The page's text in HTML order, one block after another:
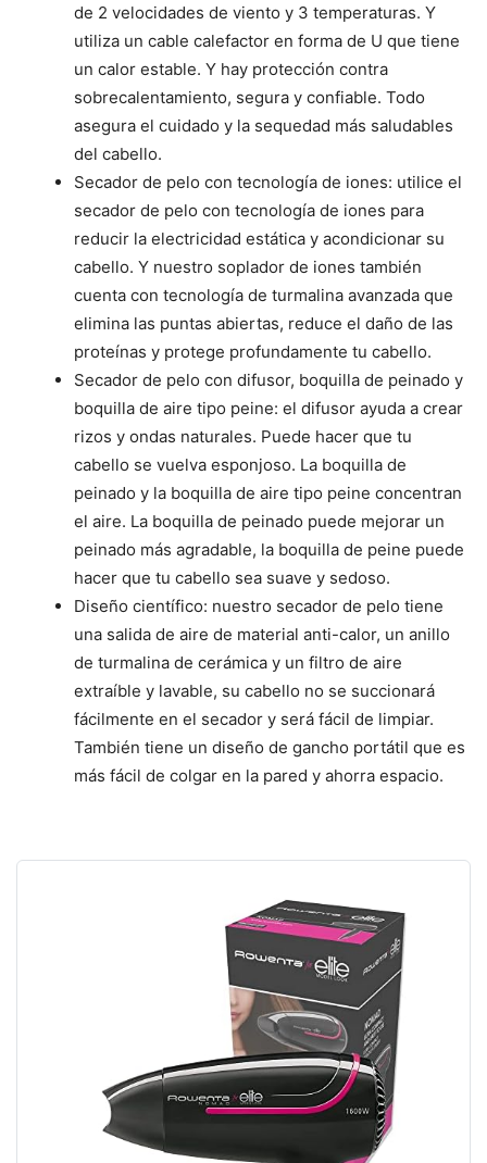
de 2 velocidades de viento y 3 temperaturas. Y
utiliza un cable calefactor en forma de U que tiene
un calor estable. Y hay protección contra
sobrecalentamiento, segura y confiable. Todo
asegura el cuidado y la sequedad más saludables
del cabello.
Secador de pelo con tecnología de iones: utilice el
secador de pelo con tecnología de iones para
reducir la electricidad estática y acondicionar su
cabello. Y nuestro soplador de iones también
cuenta con tecnología de turmalina avanzada que
elimina las puntas abiertas, reduce el daño de las
proteínas y protege profundamente tu cabello.
Secador de pelo con difusor, boquilla de peinado y
boquilla de aire tipo peine: el difusor ayuda a crear
rizos y ondas naturales. Puede hacer que tu
cabello se vuelva esponjoso. La boquilla de
peinado y la boquilla de aire tipo peine concentran
el aire. La boquilla de peinado puede mejorar un
peinado más agradable, la boquilla de peine puede
hacer que tu cabello sea suave y sedoso.
Diseño científico: nuestro secador de pelo tiene
una salida de aire de material anti-calor, un anillo
de turmalina de cerámica y un filtro de aire
extraíble y lavable, su cabello no se succionará
fácilmente en el secador y será fácil de limpiar.
También tiene un diseño de gancho portátil que es
más fácil de colgar en la pared y ahorra espacio.